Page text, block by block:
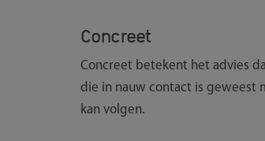
Concreet
Concreet betekent het advies
die in nauw contact is geweest
kan volgen.